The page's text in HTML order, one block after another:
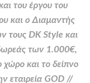
του έργου του
και ο Διαμαντής
τους DK Style και
των 1.000€,
και το δείπνο
εταιρείαGOD //